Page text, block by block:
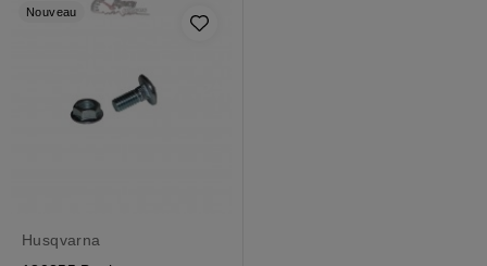
Nouveau
Husqvarna